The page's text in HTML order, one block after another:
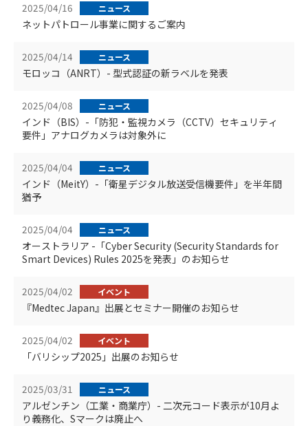
2025/04/16 ニュース
ネットパトロール事業に関するご案内
2025/04/14 ニュース
モロッコ（ANRT）- 型式認証の新ラベルを発表
2025/04/08 ニュース
インド（BIS）-「防犯・監視カメラ（CCTV）セキュリティ
要件」アナログカメラは対象外に
2025/04/04 ニュース
インド（MeitY）-「衛星デジタル放送受信機要件」を半年間
猶予
2025/04/04 ニュース
オーストラリア -「Cyber Security (Security Standards for
Smart Devices) Rules 2025を発表」のお知らせ
2025/04/02 イベント
『Medtec Japan』出展とセミナー開催のお知らせ
2025/04/02 イベント
「バリシップ2025」出展のお知らせ
2025/03/31 ニュース
アルゼンチン（工業・商業庁）- 二次元コード表示が10月よ
り義務化、Sマークは廃止へ